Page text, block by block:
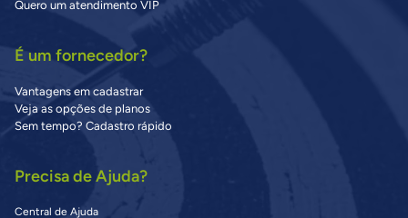
Quero um atendimento VIP
É um fornecedor?
Vantagens em cadastrar
Veja as opções de planos
Sem tempo? Cadastro rápido
Precisa de Ajuda?
Central de Ajuda